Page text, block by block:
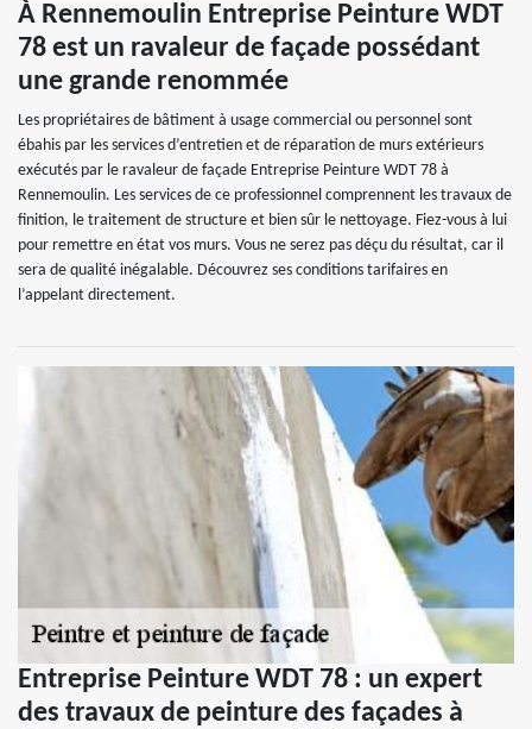
À Rennemoulin Entreprise Peinture WDT
78 est un ravaleur de façade possédant
une grande renommée
Les propriétaires de bâtiment à usage commercial ou personnel sont
ébahis par les services d’entretien et de réparation de murs extérieurs
exécutés par le ravaleur de façade Entreprise Peinture WDT 78 à
Rennemoulin. Les services de ce professionnel comprennent les travaux de
finition, le traitement de structure et bien sûr le nettoyage. Fiez-vous à lui
pour remettre en état vos murs. Vous ne serez pas déçu du résultat, car il
sera de qualité inégalable. Découvrez ses conditions tarifaires en
l’appelant directement.
Entreprise Peinture WDT 78 : un expert
des travaux de peinture des façades à